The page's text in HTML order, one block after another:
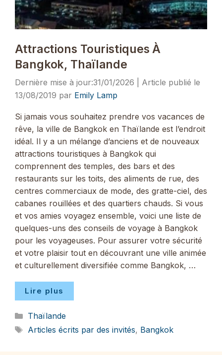
Attractions Touristiques À
Bangkok, Thaïlande
31/01/2026
13/08/2019 par Emily Lamp
Si jamais vous souhaitez prendre vos vacances de
rêve, la ville de Bangkok en Thaïlande est l’endroit
idéal. Il y a un mélange d’anciens et de nouveaux
attractions touristiques à Bangkok qui
comprennent des temples, des bars et des
restaurants sur les toits, des aliments de rue, des
centres commerciaux de mode, des gratte-ciel, des
cabanes rouillées et des quartiers chauds. Si vous
et vos amies voyagez ensemble, voici une liste de
quelques-uns des conseils de voyage à Bangkok
pour les voyageuses. Pour assurer votre sécurité
et votre plaisir tout en découvrant une ville animée
et culturellement diversifiée comme Bangkok, …
Lire plus
Catégories
Thaïlande
Étiquettes
Articles écrits par des invités, Bangkok